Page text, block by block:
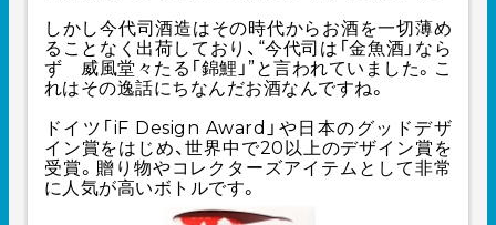
しかし今代司酒造はその時代からお酒を一切薄め
ることなく出荷しており、“今代司は「金魚酒」なら
ず 威風堂々たる「錦鯉」”と言われていました。こ
れはその逸話にちなんだお酒なんですね。
ドイツ「iF Design Award」や日本のグッドデザ
イン賞をはじめ、世界中で20以上のデザイン賞を
受賞。贈り物やコレクターズアイテムとして非常
に人気が高いボトルです。